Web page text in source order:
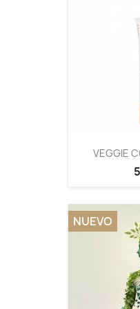
VEGGIE
NUEVO